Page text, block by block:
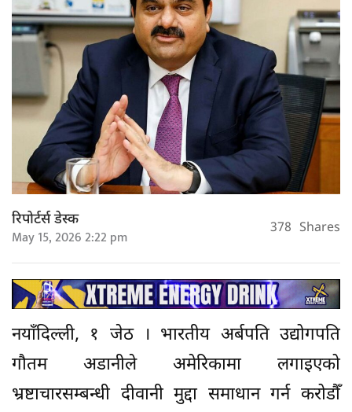
रिपोर्टर्स डेस्क
May 15, 2026 2:22 pm 378 Shares
नयाँदिल्ली, १ जेठ । भारतीय अर्बपति उद्योगपति
गौतम अडानीले अमेरिकामा लगाइएको
भ्रष्टाचारसम्बन्धी दीवानी मुद्दा समाधान गर्न करोडौँ